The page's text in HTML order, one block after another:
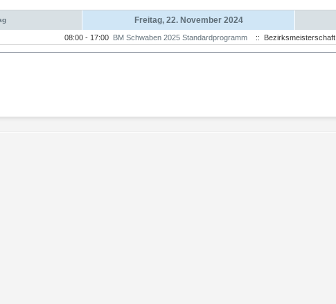
Freitag, 22. November 2024
08:00 - 17:00 BM Schwaben 2025 Standardprogramm :: Bezirksmeisterschaft